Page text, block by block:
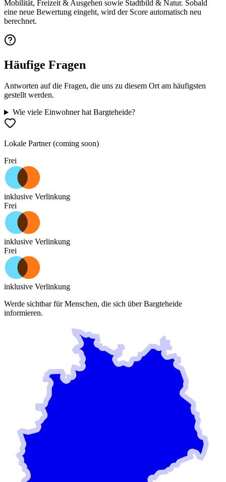
Mobilität, Freizeit & Ausgehen sowie Stadtbild & Natur. Sobald
eine neue Bewertung eingeht, wird der Score automatisch neu
berechnet.
Häufige Fragen
Antworten auf die Fragen, die uns zu diesem Ort am häufigsten
gestellt werden.
Wie viele Einwohner hat Bargteheide?
Lokale Partner (coming soon)
Frei
inklusive Verlinkung
Frei
inklusive Verlinkung
Frei
inklusive Verlinkung
Werde sichtbar für Menschen, die sich überBargteheide
informieren.